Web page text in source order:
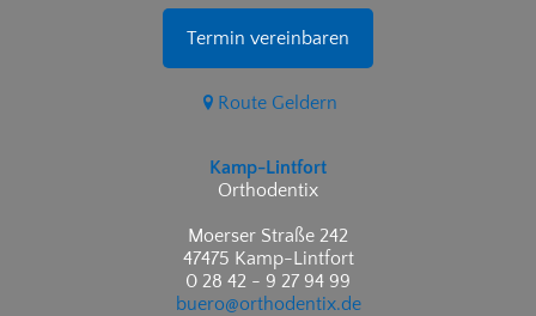
Termin vereinbaren
Route Geldern
Kamp-Lintfort
Orthodentix
Moerser Straße 242
47475 Kamp-Lintfort
0 28 42 - 9 27 94 99
buero@orthodentix.de